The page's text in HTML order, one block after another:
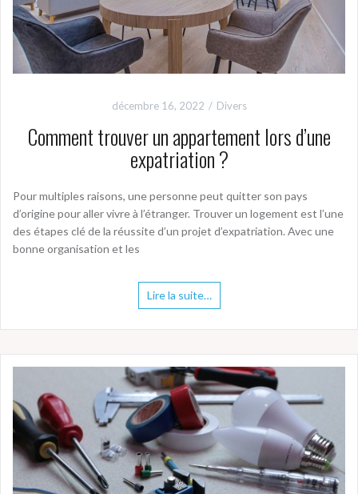
décembre 16, 2022 Divers
Comment trouver un appartement lors d’une
expatriation ?
Pour multiples raisons, une personne peut quitter son pays
d’origine pour aller vivre à l’étranger. Trouver un logement est l’une
des étapes clé de la réussite d’un projet d’expatriation. Avec une
bonne organisation et les
Lire la suite…